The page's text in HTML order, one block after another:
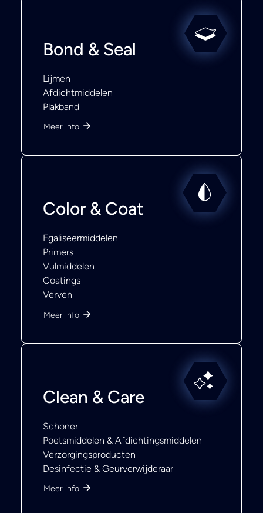
Bond & Seal
Lijmen
Afdichtmiddelen
Plakband
Meer info
Color & Coat
Egaliseermiddelen
Primers
Vulmiddelen
Coatings
Verven
Meer info
Clean & Care
Schoner
Poetsmiddelen & Afdichtingsmiddelen
Verzorgingsproducten
Desinfectie & Geurverwijderaar
Meer info